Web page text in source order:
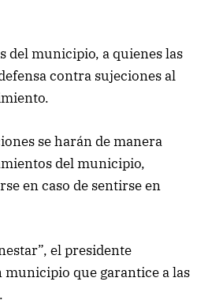
del municipio, a quienes las
contra sujeciones al
se harán de manera
del municipio,
en caso de sentirse en
el presidente
que garantice a las